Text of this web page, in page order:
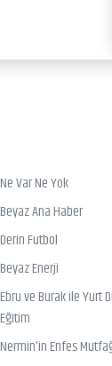
Ne Var Ne Yok
Beyaz Ana Haber
Derin Futbol
Beyaz Enerji
Ebru ve Burak ile Yurt
Eğitim
Nermin'in Enfes